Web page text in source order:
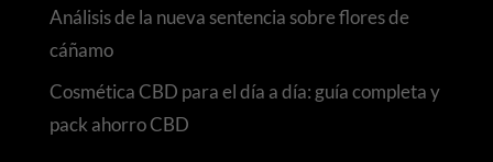
Análisis de la nueva sentencia sobre flores de
cáñamo
Cosmética CBD para el día a día: guía completa y
pack ahorro CBD